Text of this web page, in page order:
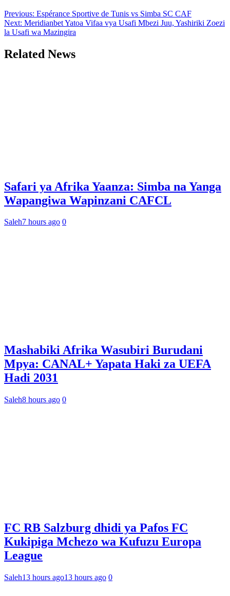
Post
navigation
Previous: Espérance Sportive de Tunis vs Simba SC CAF
Next: Meridianbet Yatoa Vifaa vya Usafi Mbezi Juu, Yashiriki Zoezi
la Usafi wa Mazingira
Related News
Safari ya Afrika Yaanza: Simba na Yanga
Wapangiwa Wapinzani CAFCL
Saleh7 hours ago 0
Mashabiki Afrika Wasubiri Burudani
Mpya: CANAL+ Yapata Haki za UEFA
Hadi 2031
Saleh8 hours ago 0
FC RB Salzburg dhidi ya Pafos FC
Kukipiga Mchezo wa Kufuzu Europa
League
Saleh13 hours ago13 hours ago 0